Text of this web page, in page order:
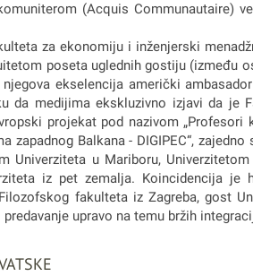
(Acquis Communautaire)
za ekonomiju i inženjerski
poseta uglednih gostiju (između
ekselencija američki
da medijima ekskluzivno izjavi da je
projekat pod nazivom
zapadnog Balkana - DIGIPEC“,
Univerziteta u Mariboru,
iz pet zemalja. Koincidencija
fakulteta iz Zagreba, gost
upravo na temu bržih